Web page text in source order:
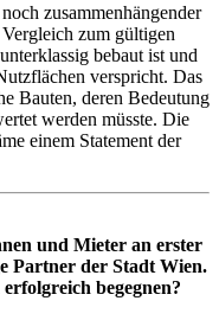
zusammenhängender
zum gültigen
bebaut ist und
verspricht. Das
Bauten, deren Bedeutung
werden müsste. Die
einem Statement der
und Mieter an erster
Partner der Stadt Wien.
begegnen?